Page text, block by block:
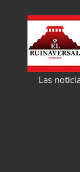
contenido
Las